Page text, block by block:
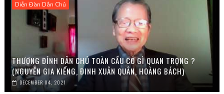
Diễn Đàn Dân Chủ
THƯỢNG ĐỈNH DÂN CHỦ TOÀN CẦU CÓ GÌ QUAN TRỌNG ?
(NGUYỄN GIA KIỂNG, ĐINH XUÂN QUÂN, HOÀNG BÁCH)
DECEMBER 04, 2021